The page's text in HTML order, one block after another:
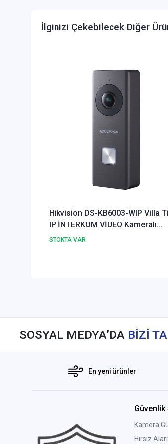
İlginizi Çekebilecek Diğer
Hikvision DS-KB6003-WIP Villa
IP İNTERKOM VİDEO Kameralı
Görüntülü Diafon Kapı Zil Paneli
STOKTA VAR
SOSYAL MEDYA’DA BİZİ
En yeni ürünler
Kamera
Hırsız